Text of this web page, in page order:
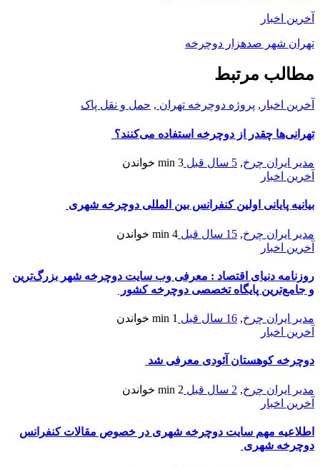
آخرین اخبار
تهران شهر صدهزار دوچرخه
مطالب مرتبط
آخرین اخبار , پروژه دوچرخه تهران , حمل و نقل پاک
تهرانی‌ها چقدر از دوچرخه استفاده می‌کنند؟
مدیر ایران چرخ, 5 سال قبل 3 min
خواندن
آخرین اخبار
بیانیه پایانی اولین کنفرانس بین المللی دوچرخه شهری
مدیر ایران چرخ, 15 سال قبل 4 min
خواندن
آخرین اخبار
روزنامه دنیای اقتصاد : معرفی وب سایت دوچرخه شهر بزرگ‌ترین
و جامع‌ترین پایگاه تخصصی دوچرخه‌ کشور
مدیر ایران چرخ, 16 سال قبل 1 min
خواندن
آخرین اخبار
دوچرخه کوهستان آئودی معرفی شد
مدیر ایران چرخ, 2 سال قبل 2 min
خواندن
آخرین اخبار
اطلاعیه مهم سایت دوچرخه شهری در خصوص مقالات کنفرانس
دوچرخه شهری